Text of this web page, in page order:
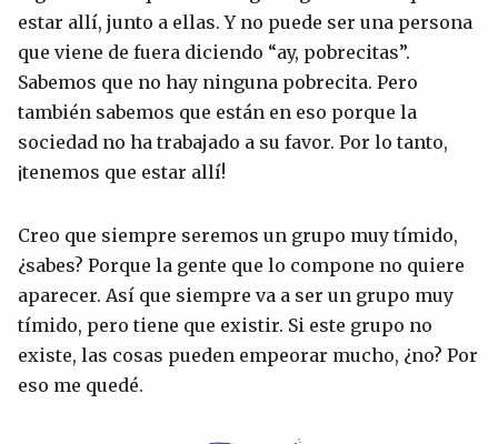
estar allí, junto a ellas. Y no puede ser una persona
que viene de fuera diciendo “ay, pobrecitas”.
Sabemos que no hay ninguna pobrecita. Pero
también sabemos que están en eso porque la
sociedad no ha trabajado a su favor. Por lo tanto,
¡tenemos que estar allí!
Creo que siempre seremos un grupo muy tímido,
¿sabes? Porque la gente que lo compone no quiere
aparecer. Así que siempre va a ser un grupo muy
tímido, pero tiene que existir. Si este grupo no
existe, las cosas pueden empeorar mucho, ¿no? Por
eso me quedé.